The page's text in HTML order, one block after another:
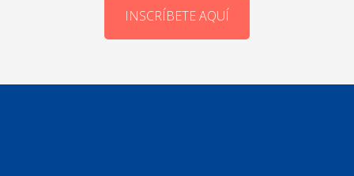
INSCRÍBETE AQUÍ